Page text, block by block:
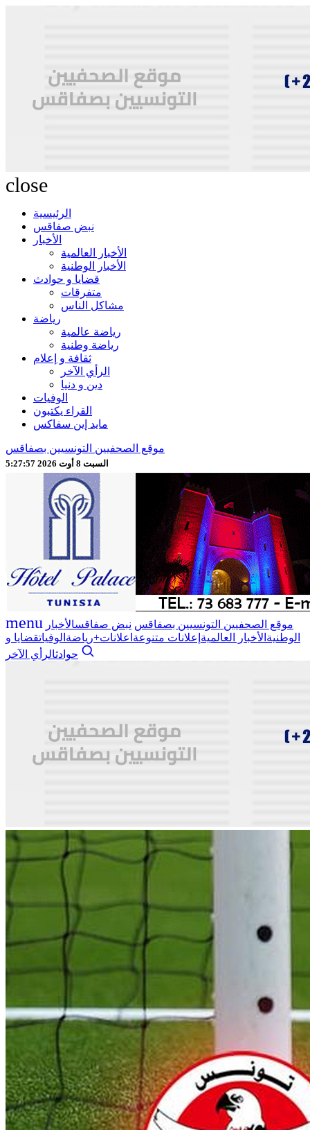
close
الرئيسية
نبض صفاقس
الأخبار
الأخبار العالمية
الأخبار الوطنية
قضايا و حوادث
متفرقات
مشاكل الناس
رياضة
رياضة عالمية
رياضة وطنية
ثقافة و إعلام
الرأي الآخر
دين و دنيا
الوفيات
القراء يكتبون
مايد إين سفاكس
موقع الصحفيين التونسيين بصفاقس
السبت 8 أوت 2026 5:27:59
menu موقع الصحفيين التونسيين بصفاقس نبض صفاقسالأخبار
الوطنية الأخبار العالمية إعلانات متنوعة اعلانات+رياضة الوفياتقضايا و
حوادثالرأي الآخر